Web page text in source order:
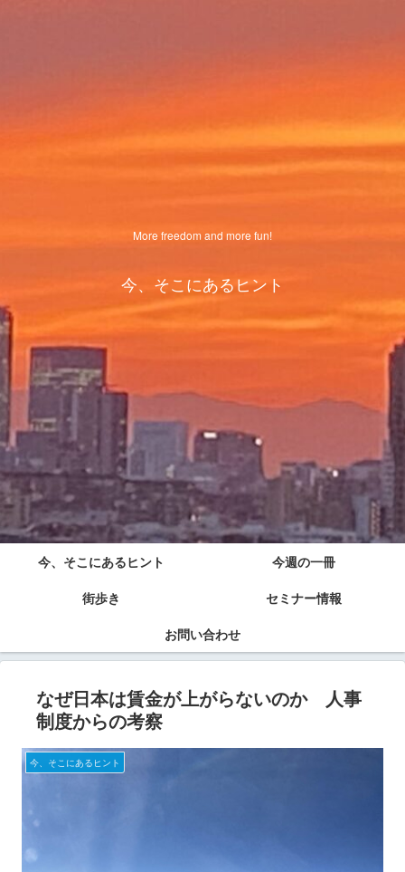
More freedom and more fun!
今、そこにあるヒント
今、そこにあるヒント
今週の一冊
街歩き
セミナー情報
お問い合わせ
なぜ日本は賃金が上がらないのか 人事
制度からの考察
今、そこにあるヒント